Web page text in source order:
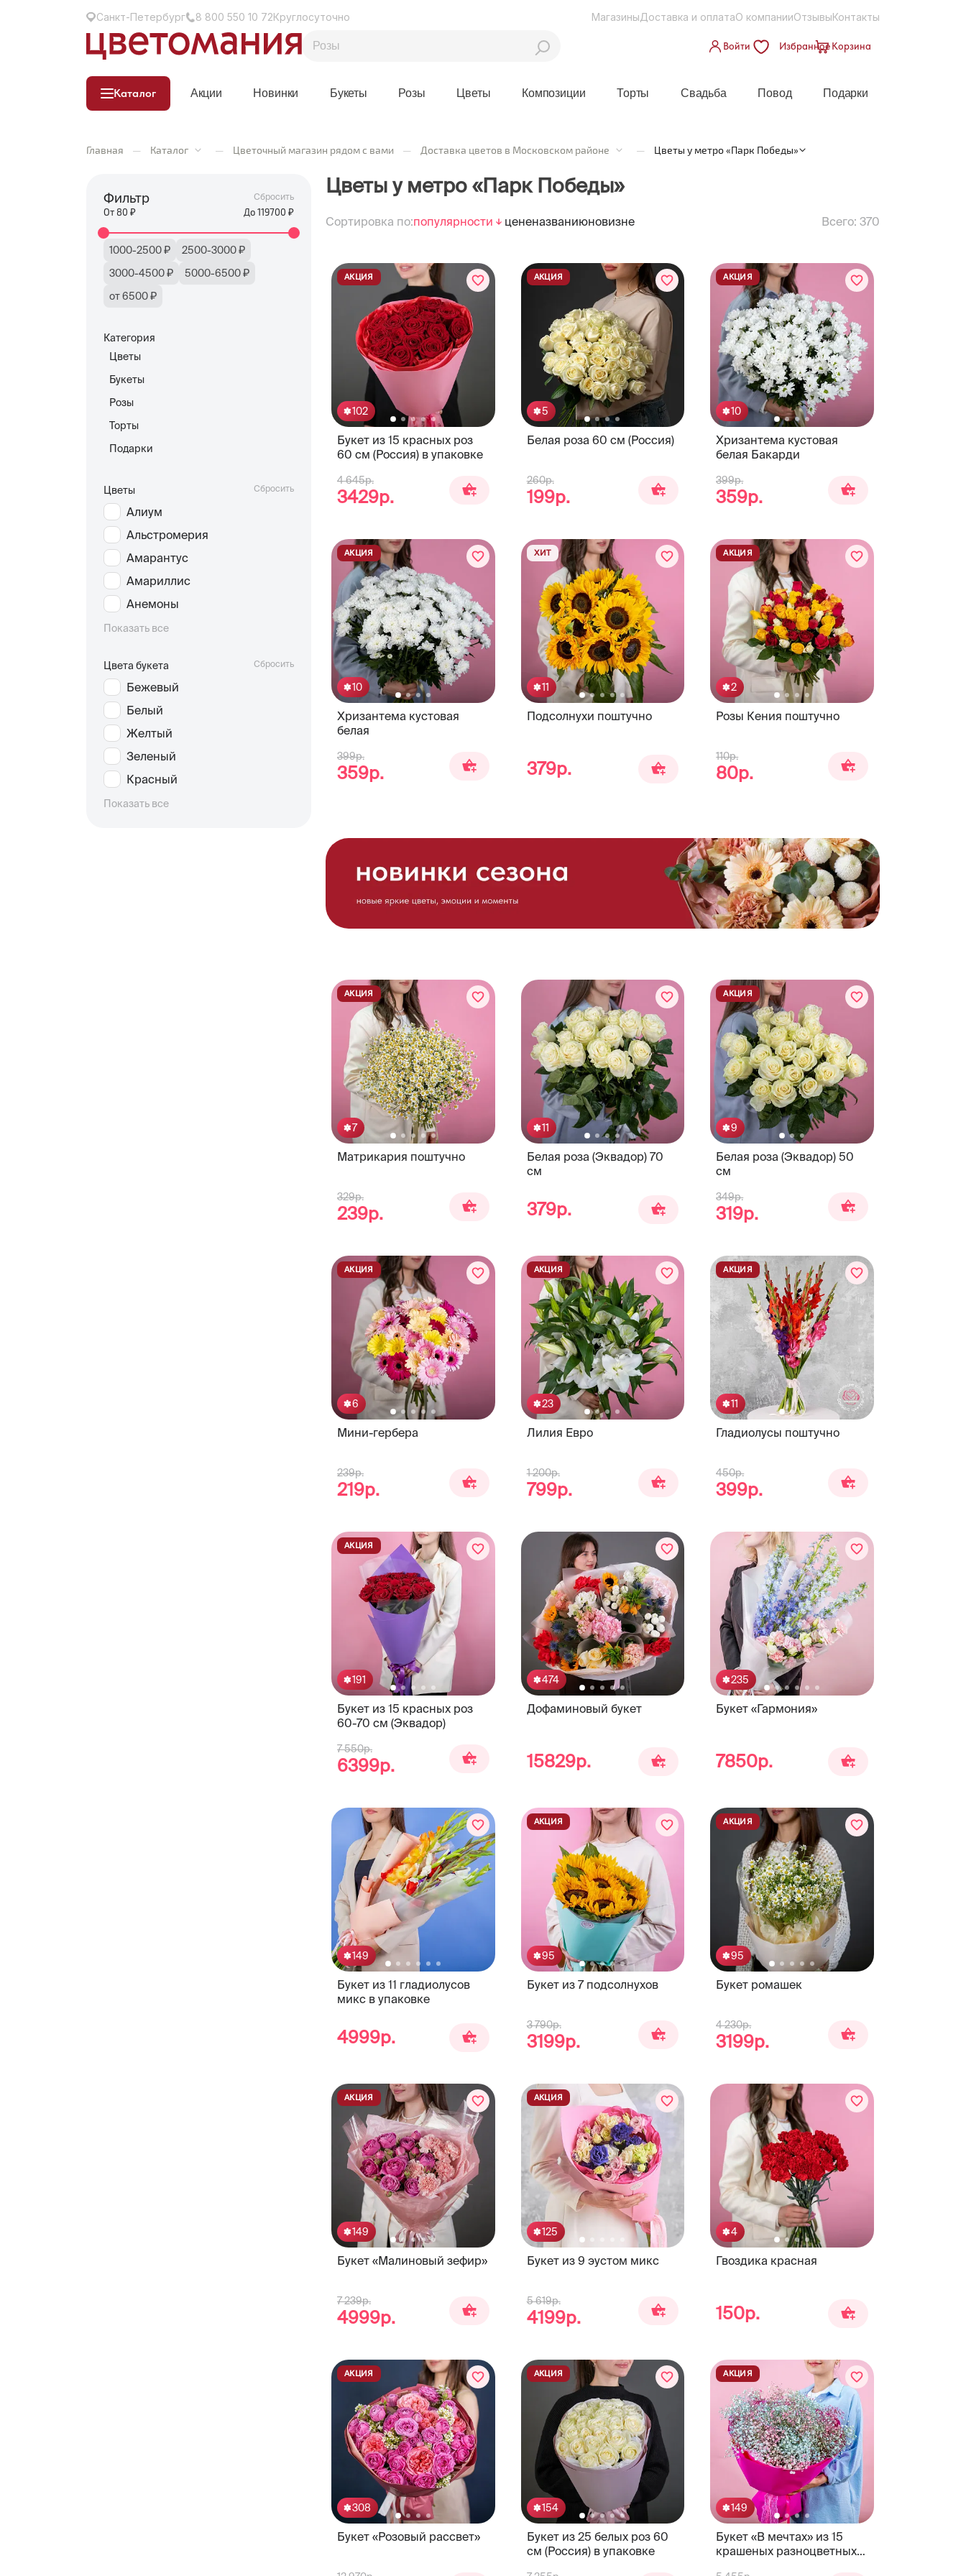
Санкт-Петербург 8 800 550 10 72Круглосуточно МагазиныДоставка и оплатаО компанииОтзывыКонтакты
Войти ИзбранноеКорзина
Каталог Акции Новинки Букеты Розы Цветы Композиции Торты Свадьба Повод Подарки
Главная — Каталог — Цветочный магазин рядом с вами — Доставка цветов в Московском районе — Цветы у метро «Парк Победы»
Фильтр Сбросить
От 80 ₽ До119700 ₽
1000-2500 ₽
2500-3000 ₽
3000-4500 ₽
5000-6500 ₽
от 6500 ₽
Категория
Цветы
Букеты
Розы
Торты
Подарки
Цветы Сбросить
Алиум
Альстромерия
Амарантус
Амариллис
Анемоны
Показать все
Цвета букета Сбросить
Бежевый
Белый
Желтый
Зеленый
Красный
Показать все
Цветы у метро «Парк Победы»
Сортировка по:популярности цененазваниюновизне Всего: 370
102
Букет из 15 красных роз
60 см (Россия) в упаковке
АКЦИЯ
4 645р.
3429р.
5
Белая роза 60 см (Россия)
АКЦИЯ
260р.
199р.
10
Хризантема кустовая
белая Бакарди
АКЦИЯ
399р.
359р.
10
Хризантема кустовая
белая
АКЦИЯ
399р.
359р.
11
Подсолнухи поштучно
ХИТ
379р.
2
Розы Кения поштучно
АКЦИЯ
110р.
80р.
7
Матрикария поштучно
АКЦИЯ
329р.
239р.
11
Белая роза (Эквадор) 70
см
379р.
9
Белая роза (Эквадор) 50
см
АКЦИЯ
349р.
319р.
6
Мини-гербера
АКЦИЯ
239р.
219р.
23
Лилия Евро
АКЦИЯ
1 200р.
799р.
11
Гладиолусы поштучно
АКЦИЯ
450р.
399р.
191
Букет из 15 красных роз
60-70 см (Эквадор)
АКЦИЯ
7 550р.
6399р.
474
Дофаминовый букет
15829р.
235
Букет «Гармония»
7850р.
149
Букет из 11 гладиолусов
микс в упаковке
4999р.
95
Букет из 7 подсолнухов
АКЦИЯ
3 790р.
3199р.
95
Букет ромашек
АКЦИЯ
4 230р.
3199р.
149
Букет «Малиновый зефир»
АКЦИЯ
7 239р.
4999р.
125
Букет из 9 эустом микс
АКЦИЯ
5 619р.
4199р.
4
Гвоздика красная
150р.
308
Букет «Розовый рассвет»
АКЦИЯ
154
Букет из 25 белых роз 60
см (Россия) в упаковке
АКЦИЯ
149
Букет «В мечтах» из 15
крашеных разноцветных
АКЦИЯ